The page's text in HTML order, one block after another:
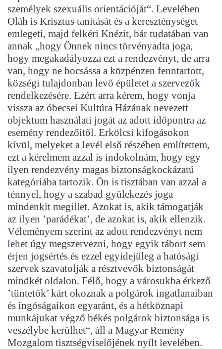
személyek szexuális orientációját“. Levelében
Oláh is Krisztus tanítását és a kereszténységet
emlegeti, majd felkéri Knézit, bár tudatában van
annak „hogy Önnek nincs törvényadta joga,
hogy megakadályozza ezt a rendezvényt, de arra
van, hogy ne bocsássa a közpénzen fenntartott,
községi tulajdonban levő épületet a szervezők
rendelkezésére. Ezért arra kérem, hogy vonja
vissza az óbecsei Kultúra Házának nevezett
objektum használati jogát az adott időpontra az
esemény rendezőitől. Erkölcsi kifogásokon
kívül, melyeket a levél első részében említettem,
ezt a kérelmem azzal is indokolnám, hogy egy
ilyen rendezvény magas biztonságkockázatú
kategóriába tartozik. Ön is tisztában van azzal a
ténnyel, hogy a szabad gyülekezés joga
mindenkit megillet. Azokat is, akik támogatják
az ilyen ’parádékat’, de azokat is, akik ellenzik.
Véleményem szerint az adott rendezvényt nem
lehet úgy megszervezni, hogy egyik tábort sem
érjen jogsértés és ezzel egyidejűleg a hatósági
szervek szavatolják a résztvevők biztonságát
mindkét oldalon. Félő, hogy a városukba érkező
’tüntetők’ kárt okoznak a polgárok ingatlanaiban
és ingóságaikon egyaránt, és a hétköznapi
munkájukat végző békés polgárok biztonsága is
veszélybe kerülhet“, áll a Magyar Remény
Mozgalom tisztségviselőjének nyílt levelében.